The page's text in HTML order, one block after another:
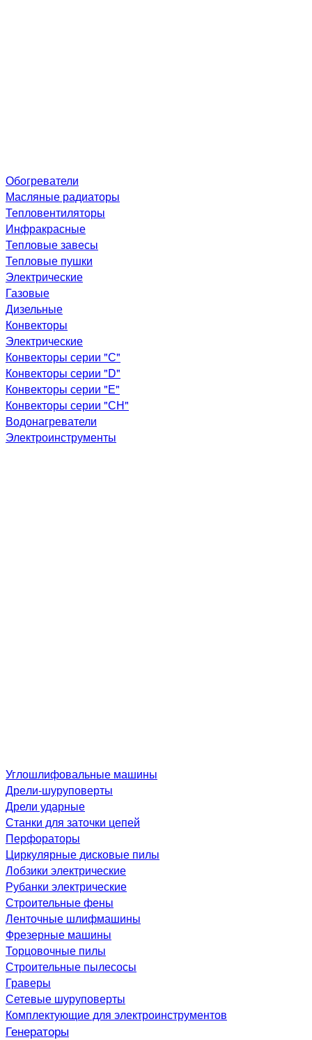
Обогреватели
Масляные радиаторы
Тепловентиляторы
Инфракрасные
Тепловые завесы
Тепловые пушки
Электрические
Газовые
Дизельные
Конвекторы
Электрические
Конвекторы серии "С"
Конвекторы серии "D"
Конвекторы серии "Е"
Конвекторы серии "СН"
Водонагреватели
Электроинструменты
Углошлифовальные машины
Дре­ли-шу­рупо­вер­ты
Дрели ударные
Станки для заточки цепей
Перфораторы
Циркулярные дисковые пилы
Лобзики электрические
Рубанки электрические
Строительные фены
Ленточные шлифмашины
Фрезерные машины
Торцовочные пилы
Строительные пылесосы
Граверы
Сетевые шуруповерты
Комплектующие для электроинструментов
Генераторы